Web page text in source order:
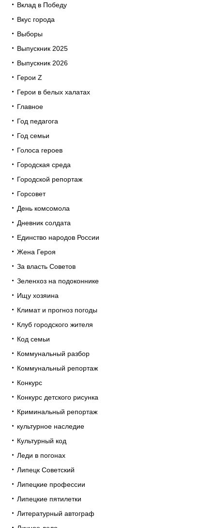
Вклад в Победу
Вкус города
Выборы
Выпускник 2025
Выпускник 2026
Герои Z
Герои в белых халатах
Главное
Год педагога
Год семьи
Голоса героев
Городская среда
Городской репортаж
Горсовет
День комсомола
Дневник солдата
Единство народов России
Жена Героя
За власть Советов
Зеленхоз на подоконнике
Ищу хозяина
Климат и прогноз погоды
Клуб городского жителя
Код семьи
Коммунальный разбор
Коммунальный репортаж
Конкурс
Конкурс детского рисунка
Криминальный репортаж
культурное наследие
Культурный код
Леди в погонах
Липецк Советский
Липецкие профессии
Липецкие пятилетки
Литературный автограф